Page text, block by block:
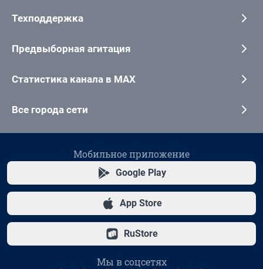
Техподдержка
Предвыборная агитация
Статистика канала в MAX
Все города сети
Мобильное приложение
Google Play
App Store
RuStore
Мы в соцсетях